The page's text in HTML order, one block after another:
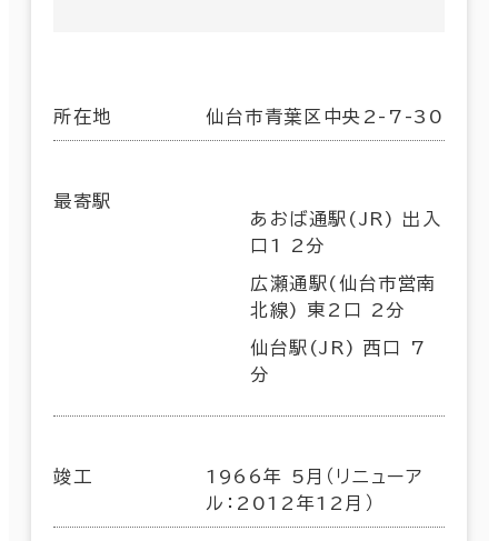
所在地 仙台市青葉区中央2-7-30
最寄駅
あおば通駅(JR) 出入
口1 2分
広瀬通駅(仙台市営南
北線) 東2口 2分
仙台駅(JR) 西口 7
分
竣工
1966年 5月（リニューア
ル：2012年12月）